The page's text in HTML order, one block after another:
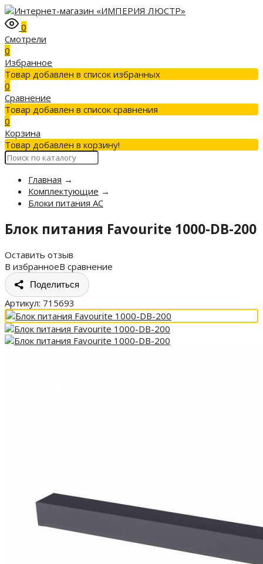
0
Смотрели
0
Избранное
Товар добавлен в список избранных
0
Сравнение
Товар добавлен в список сравнения
0
Корзина
Товар добавлен в корзину!
Главная →
Комплектующие →
Блоки питания AC
Блок питания Favourite 1000-DB-200
Оставить отзыв
В избранноеВ сравнение
Поделиться
Артикул: 715693